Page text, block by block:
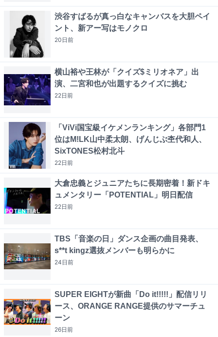
渋谷すばるが真っ白なキャンバスを大胆ペイ
ント、新アー写はモノクロ
20日前
横山裕や王林が「クイズ$ミリオネア」出
演、二宮和也が出題するクイズに挑む
22日前
「ViVi国宝級イケメンランキング」各部門1
位はM!LK山中柔太朗、げんじぶ杢代和人、
SixTONES松村北斗
22日前
大倉忠義とジュニアたちに長期密着！新ドキ
ュメンタリー「POTENTIAL」明日配信
22日前
TBS「音楽の日」ダンス企画の曲目発表、
s**t kingz選抜メンバーも明らかに
24日前
SUPER EIGHTが新曲「Do it!!!!!」配信リリ
ース、ORANGE RANGE提供のサマーチュ
ーン
26日前